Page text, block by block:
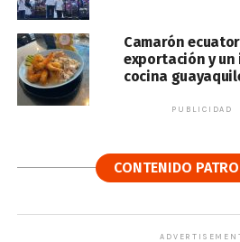
Camarón
exportación y
cocina
PUBLICIDAD
CONTENIDO